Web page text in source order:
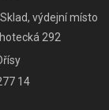
výdejní místo
292
14